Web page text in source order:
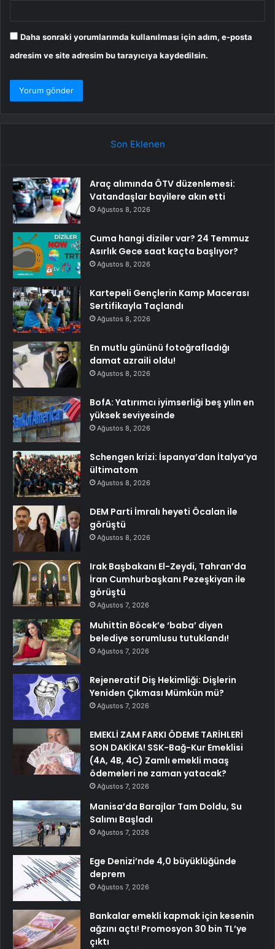
Daha sonraki yorumlarımda kullanılması için adım, e-posta
adresim ve site adresim bu tarayıcıya kaydedilsin.
Son Eklenen
Araç alımında ÖTV düzenlemesi:
Vatandaşlar bayilere akın etti
Ağustos 8, 2026
Cuma hangi diziler var? 24 Temmuz
Asırlık Gece saat kaçta başlıyor?
Ağustos 8, 2026
Kartepeli Gençlerin Kamp Macerası
Sertifikayla Taçlandı
Ağustos 8, 2026
En mutlu gününü fotoğrafladığı
damat azraili oldu!
Ağustos 8, 2026
BofA: Yatırımcı iyimserliği beş yılın en
yüksek seviyesinde
Ağustos 8, 2026
Schengen krizi: İspanya’dan İtalya’ya
ültimatom
Ağustos 8, 2026
DEM Parti İmralı heyeti Öcalan ile
görüştü
Ağustos 8, 2026
Irak Başbakanı El-Zeydi, Tahran’da
İran Cumhurbaşkanı Pezeşkiyan ile
görüştü
Ağustos 7, 2026
Muhittin Böcek’e ‘baba’ diyen
belediye sorumlusu tutuklandı!
Ağustos 7, 2026
Rejeneratif Diş Hekimliği: Dişlerin
Yeniden Çıkması Mümkün mü?
Ağustos 7, 2026
EMEKLİ ZAM FARKI ÖDEME TARİHLERİ
SON DAKİKA! SSK-Bağ-Kur Emeklisi
(4A, 4B, 4C) Zamlı emekli maaş
ödemeleri ne zaman yatacak?
Ağustos 7, 2026
Manisa’da Barajlar Tam Doldu, Su
Salımı Başladı
Ağustos 7, 2026
Ege Denizi’nde 4,0 büyüklüğünde
deprem
Ağustos 7, 2026
Bankalar emekli kapmak için kesenin
ağzını açtı! Promosyon 30 bin TL’ye
çıktı